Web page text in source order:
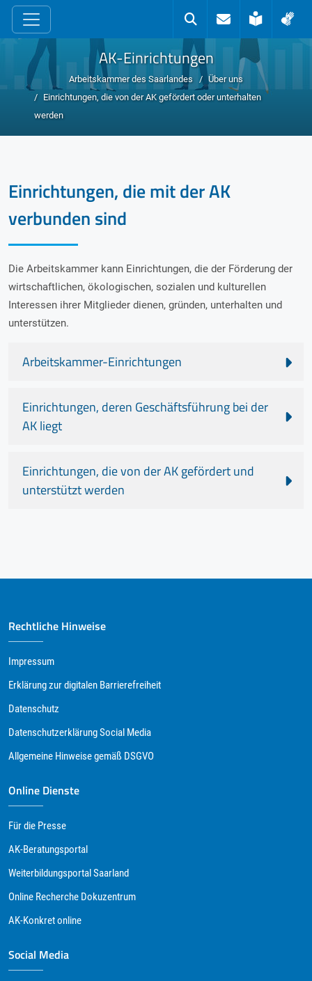
zum Inhalt
SucheKontakt
Leichte
AK-Einrichtungen
Arbeitskammer des Saarlandes
Über uns
Einrichtungen, die von der AK gefördert oder unterhalten
werden
Einrichtungen, die mit der AK
verbunden sind
Die Arbeitskammer kann Einrichtungen, die der Förderung der
wirtschaftlichen, ökologischen, sozialen und kulturellen
Interessen ihrer Mitglieder dienen, gründen, unterhalten und
unterstützen.
Arbeitskammer-Einrichtungen
Einrichtungen, deren Geschäftsführung bei der
AK liegt
Einrichtungen, die von der AK gefördert und
unterstützt werden
Rechtliche Hinweise
Impressum
Erklärung zur digitalen Barrierefreiheit
Datenschutz
Datenschutzerklärung Social Media
Allgemeine Hinweise gemäß DSGVO
Online Dienste
Für die Presse
AK-Beratungsportal
Weiterbildungsportal Saarland
Online Recherche Dokuzentrum
AK-Konkret online
Social Media